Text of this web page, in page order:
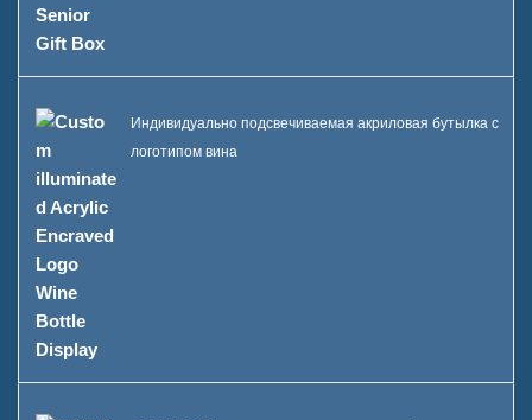
Индивидуально подсвечиваемая акриловая бутылка с
логотипом вина